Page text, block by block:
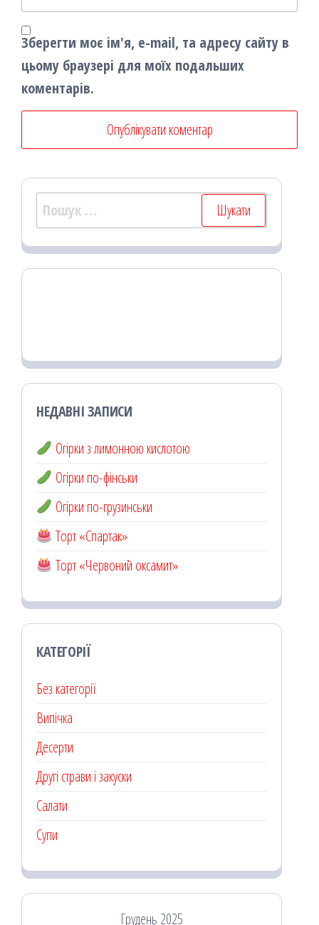
Зберегти моє ім'я, e-mail, та адресу сайту в
цьому браузері для моїх подальших
коментарів.
Пошук:
НЕДАВНІ ЗАПИСИ
Огірки з лимонною кислотою
Огірки по-фінськи
Огірки по-грузинськи
Торт «Спартак»
Торт «Червоний оксамит»
КАТЕГОРІЇ
Без категорії
Випічка
Десерти
Другі страви і закуски
Салати
Супи
Грудень 2025